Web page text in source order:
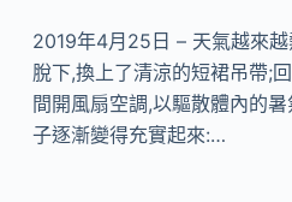
2019年4月25日 – 天氣越來
脫下,換上了清涼的短裙吊帶;
間開風扇空調,以驅散體內的
子逐漸變得充實起來:…